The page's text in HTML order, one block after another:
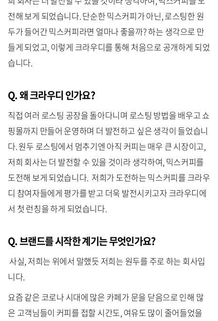
전해 보게 되었습니다. 단순한 믹스커피가 아닌, 로스팅한 원
두가 들어간 믹스커피라면 얼마나 좋을까? 하는 생각으로 만
들게 되었고, 이렇게 크라우디를 통해 처음으로 공개하게 되었
습니다.
Q. 왜 크라우디 인가요?
직접 여러 로스팅 공장을 돌아다니며 로스팅 방법을 배우고 쇼
핑몰까지 만들어 운영하며 더 발전하고 싶은 생각이 들었습니
다. 원두 로스팅에서 멈추기엔 아직 커피는 매우 큰 시장이고,
저희 회사는 더 발전할 수 있을 것이라 생각하여, 믹스커피를
도전해 보게 되었습니다. 저희가 도전하는 믹스커피를 크라우
디 참여자들에게 평가를 받고 더욱 발전시키고자 크라우디에
서 첫 런칭을 하게 되었습니다.
Q. 브랜드를 시작한 계기는 무엇인가요?
사실, 저희는 위에서 말했듯 저희는 원두를 주로 하는 회사입
니다.
요즘 같은 코로나 시대에 많은 카페가 문을 닫음으로 인해 많
은 고객님들이 커피를 접할 시간도, 여유도 많이 줄어들었을